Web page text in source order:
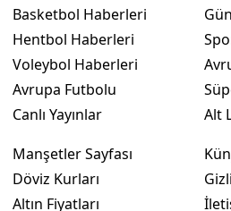
Basketbol Haberleri
Hentbol Haberleri
Voleybol Haberleri
Avrupa Futbolu
Canlı Yayınlar
Alt
Manşetler Sayfası
Döviz Kurları
Altın Fiyatları